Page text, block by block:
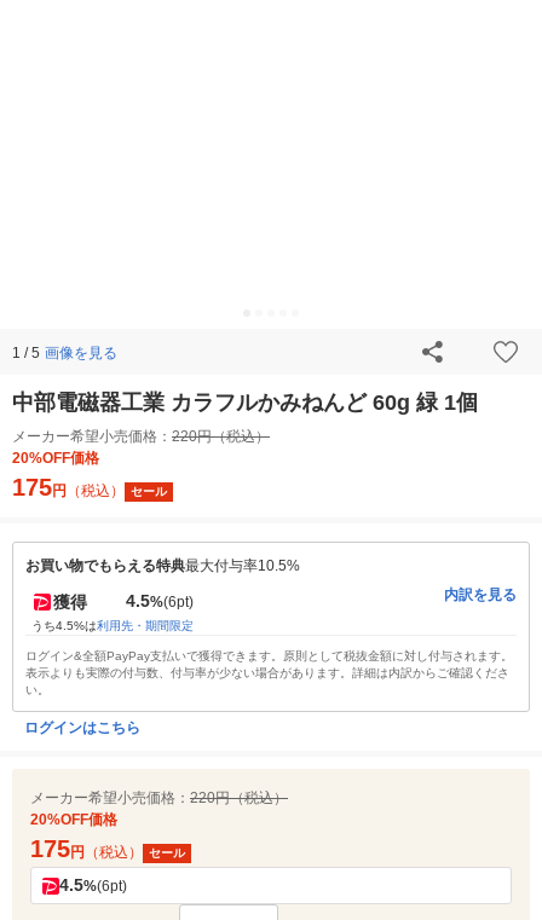
1 / 5 画像を見る
中部電磁器工業 カラフルかみねんど 60g 緑 1個
メーカー希望小売価格： 220円（税込）
20%OFF価格
175円 （税込） セール
お買い物でもらえる特典最大付与率10.5%
獲得 4.5%(6pt)
うち4.5%は利用先・期間限定
内訳を見る
ログイン&全額PayPay支払いで獲得できます。原則として税抜金額に対し付与されます。
表示よりも実際の付与数、付与率が少ない場合があります。詳細は内訳からご確認くださ
い。
ログインはこちら
メーカー希望小売価格： 220円（税込）
20%OFF価格
175円 （税込） セール
4.5%(6pt)